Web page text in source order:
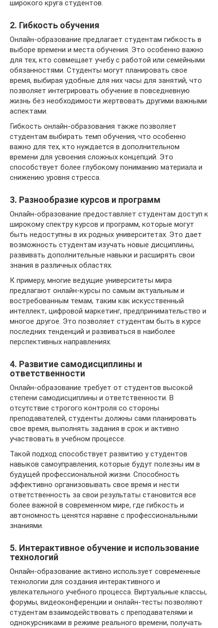
широкого круга студентов.
2. Гибкость обучения
Онлайн-образование предлагает студентам гибкость в
выборе времени и места обучения. Это особенно важно
для тех, кто совмещает учебу с работой или семейными
обязанностями. Студенты могут планировать свое
время, выбирая удобные для них часы для занятий, что
позволяет интегрировать обучение в повседневную
жизнь без необходимости жертвовать другими важными
аспектами.
Гибкость онлайн-образования также позволяет
студентам выбирать темп обучения, что особенно
важно для тех, кто нуждается в дополнительном
времени для усвоения сложных концепций. Это
способствует более глубокому пониманию материала и
снижению уровня стресса.
3. Разнообразие курсов и программ
Онлайн-образование предоставляет студентам доступ к
широкому спектру курсов и программ, которые могут
быть недоступны в их родных университетах. Это дает
возможность студентам изучать новые дисциплины,
развивать дополнительные навыки и расширять свои
знания в различных областях.
К примеру, многие ведущие университеты мира
предлагают онлайн-курсы по самым актуальным и
востребованным темам, таким как искусственный
интеллект, цифровой маркетинг, предпринимательство и
многое другое. Это позволяет студентам быть в курсе
последних тенденций и развиваться в наиболее
перспективных направлениях.
4. Развитие самодисциплины и
ответственности
Онлайн-образование требует от студентов высокой
степени самодисциплины и ответственности. В
отсутствие строгого контроля со стороны
преподавателей, студенты должны сами планировать
свое время, выполнять задания в срок и активно
участвовать в учебном процессе.
Такой подход способствует развитию у студентов
навыков самоуправления, которые будут полезны им в
будущей профессиональной жизни. Способность
эффективно организовывать свое время и нести
ответственность за свои результаты становится все
более важной в современном мире, где гибкость и
автономность ценятся наравне с профессиональными
знаниями.
5. Интерактивное обучение и использование
технологий
Онлайн-образование активно использует современные
технологии для создания интерактивного и
увлекательного учебного процесса. Виртуальные классы,
форумы, видеоконференции и онлайн-тесты позволяют
студентам взаимодействовать с преподавателями и
однокурсниками в режиме реального времени, получать